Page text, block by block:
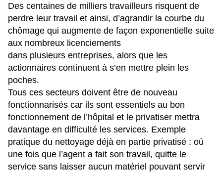
Des centaines de milliers travailleurs risquent de
perdre leur travail et ainsi, d’agrandir la courbe du
chômage qui augmente de façon exponentielle suite
aux nombreux licenciements
dans plusieurs entreprises, alors que les
actionnaires continuent à s’en mettre plein les
poches.
Tous ces secteurs doivent être de nouveau
fonctionnarisés car ils sont essentiels au bon
fonctionnement de l’hôpital et le privatiser mettra
davantage en difficulté les services. Exemple
pratique du nettoyage déjà en partie privatisé : où
une fois que l’agent a fait son travail, quitte le
service sans laisser aucun matériel pouvant servir